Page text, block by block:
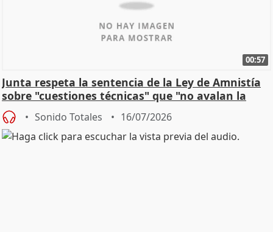
00:57
Junta respeta la sentencia de la Ley de Amnistía
sobre "cuestiones técnicas" que "no avalan la
const
Sonido Totales 16/07/2026